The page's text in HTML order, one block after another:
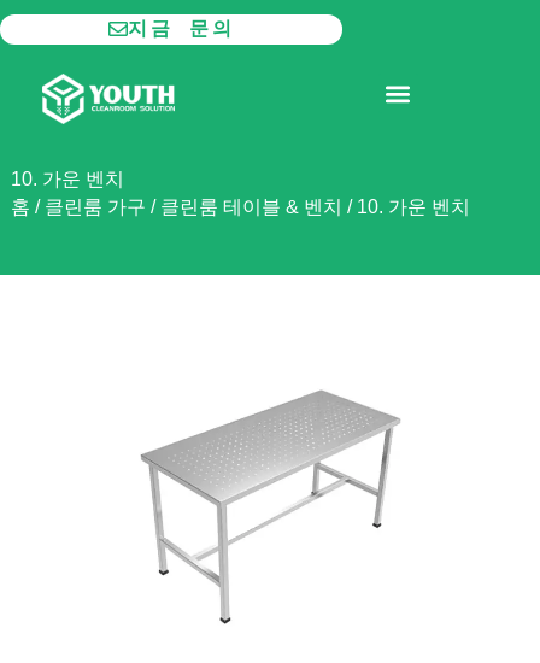
콘
텐
뛰
기
지금 문의
10. 가운 벤치
홈 / 클린룸 가구 / 클린룸 테이블 & 벤치 / 10. 가운 벤치